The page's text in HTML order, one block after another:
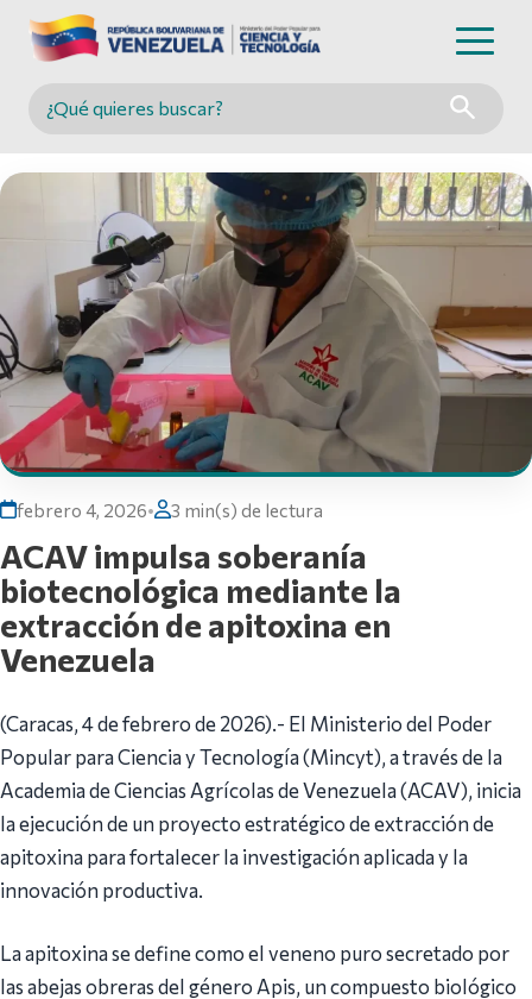
Buscar en MINCYT
febrero 4, 2026• 3 min(s) de lectura
ACAV impulsa soberanía
biotecnológica mediante la
extracción de apitoxina en
Venezuela
(Caracas, 4 de febrero de 2026).- El Ministerio del Poder
Popular para Ciencia y Tecnología (Mincyt), a través de la
Academia de Ciencias Agrícolas de Venezuela (ACAV), inicia
la ejecución de un proyecto estratégico de extracción de
apitoxina para fortalecer la investigación aplicada y la
innovación productiva.
La apitoxina se define como el veneno puro secretado por
las abejas obreras del género Apis, un compuesto biológico